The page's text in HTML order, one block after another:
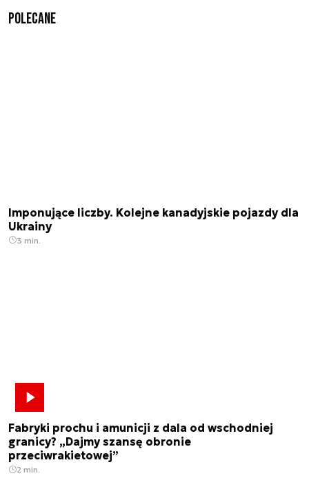
Polecane
Imponujące liczby. Kolejne kanadyjskie pojazdy dla
Ukrainy
3 min.
Fabryki prochu i amunicji z dala od wschodniej
granicy? „Dajmy szansę obronie
przeciwrakietowej”
2 min.